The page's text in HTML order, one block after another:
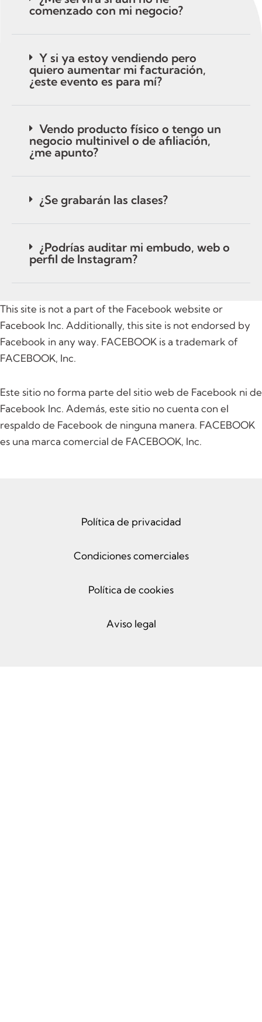
comenzado con mi negocio?
Y si ya estoy vendiendo pero
quiero aumentar mi facturación,
¿este evento es para mí?
Vendo producto físico o tengo un
negocio multinivel o de afiliación,
¿me apunto?
¿Se grabarán las clases?
¿Podrías auditar mi embudo, web o
perfil de Instagram?
This site is not a part of the Facebook website or
Facebook Inc. Additionally, this site is not endorsed by
Facebook in any way. FACEBOOK is a trademark of
FACEBOOK, Inc.
Este sitio no forma parte del sitio web de Facebook ni de
Facebook Inc. Además, este sitio no cuenta con el
respaldo de Facebook de ninguna manera. FACEBOOK
es una marca comercial de FACEBOOK, Inc.
Política de privacidad
Condiciones comerciales
Política de cookies
Aviso legal